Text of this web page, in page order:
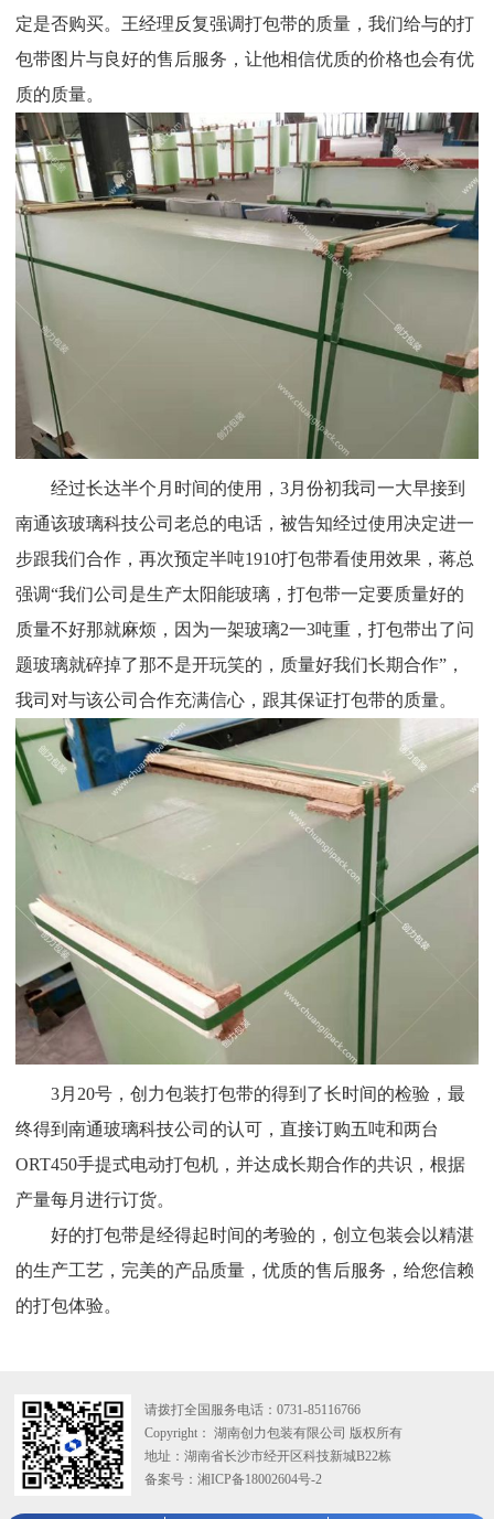
定是否购买。王经理反复强调打包带的质量，我们给与的打
包带图片与良好的售后服务，让他相信优质的价格也会有优
质的质量。
经过长达半个月时间的使用，3月份初我司一大早接到
南通该玻璃科技公司老总的电话，被告知经过使用决定进一
步跟我们合作，再次预定半吨1910打包带看使用效果，蒋总
强调“我们公司是生产太阳能玻璃，打包带一定要质量好的
质量不好那就麻烦，因为一架玻璃2一3吨重，打包带出了问
题玻璃就碎掉了那不是开玩笑的，质量好我们长期合作”，
我司对与该公司合作充满信心，跟其保证打包带的质量。
3月20号，创力包装打包带的得到了长时间的检验，最
终得到南通玻璃科技公司的认可，直接订购五吨和两台
ORT450手提式电动打包机，并达成长期合作的共识，根据
产量每月进行订货。
好的打包带是经得起时间的考验的，创立包装会以精湛
的生产工艺，完美的产品质量，优质的售后服务，给您信赖
的打包体验。
请拨打全国服务电话：0731-85116766
Copyright： 湖南创力包装有限公司 版权所有
地址：湖南省长沙市经开区科技新城B22栋
备案号：湘ICP备18002604号-2